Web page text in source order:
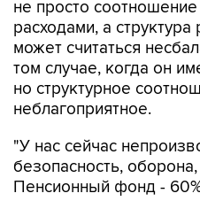
не просто
расходами, а
может считаться
том случае, когда он
но структурное
неблагоприятное.
"У нас сейчас
безопасность,
Пенсионный фонд -